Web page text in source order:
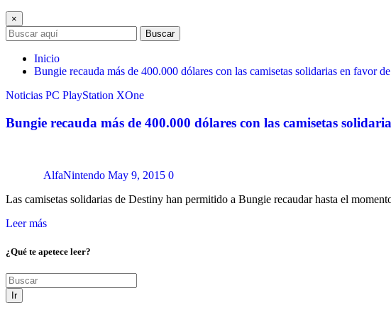
×
Buscar
Inicio
Bungie recauda más de 400.000 dólares con las camisetas solidarias en favor
Noticias PC PlayStation XOne
Bungie recauda más de 400.000 dólares con las camisetas
AlfaNintendo May 9, 2015 0
Las camisetas solidarias de Destiny han permitido a Bungie recaudar hasta el
Leer más
¿Qué te apetece leer?
Ir